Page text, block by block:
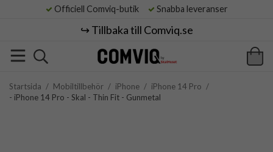
Officiell Comviq-butik Snabba leveranser
↪️ Tillbaka till Comviq.se
Startsida / Mobiltillbehör / iPhone / iPhone 14 Pro /
- iPhone 14 Pro - Skal - Thin Fit - Gunmetal